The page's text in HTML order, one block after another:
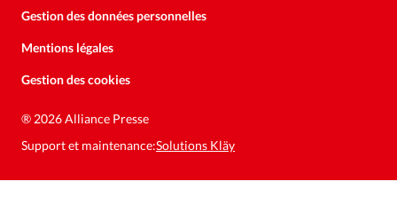
Gestion des données personnelles
Mentions légales
Gestion des cookies
® 2026 Alliance Presse
Support et maintenance:Solutions Kläy
nous développer